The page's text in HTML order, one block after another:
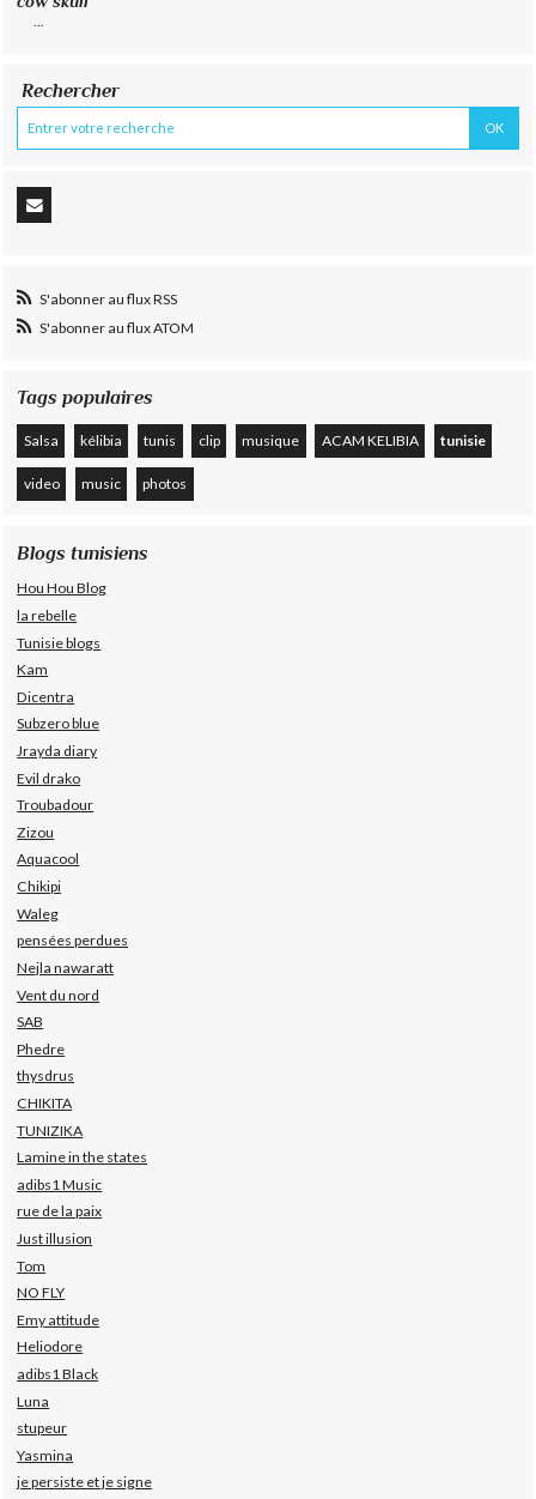
...
Rechercher
S'abonner au flux RSS
S'abonner au flux ATOM
Tags populaires
Salsa kélibia tunis clip musique ACAM KELIBIA tunisie
video music photos
Blogs tunisiens
Hou Hou Blog
la rebelle
Tunisie blogs
Kam
Dicentra
Subzero blue
Jrayda diary
Evil drako
Troubadour
Zizou
Aquacool
Chikipi
Waleg
pensées perdues
Nejla nawaratt
Vent du nord
SAB
Phedre
thysdrus
CHIKITA
TUNIZIKA
Lamine in the states
adibs1 Music
rue de la paix
Just illusion
Tom
NO FLY
Emy attitude
Heliodore
adibs1 Black
Luna
stupeur
Yasmina
je persiste et je signe